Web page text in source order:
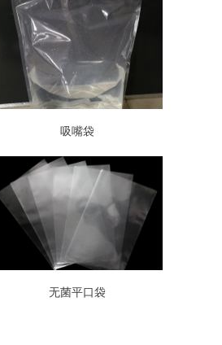
吸嘴袋
无菌平口袋